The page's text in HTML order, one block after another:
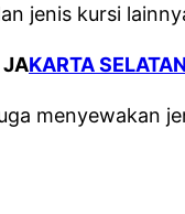
jenis kursi
JAKARTA SELATAN
menyewakan